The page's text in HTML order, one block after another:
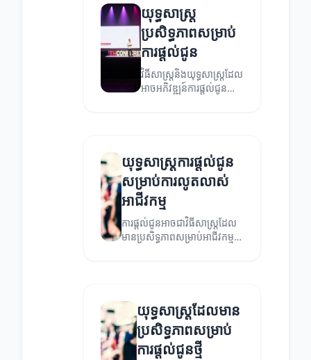
យុទ្ធសាស្ត្រ
ប្រសិទ្ធភាពសម្រាប់
ការផ្តល់ជូន
វិធីសាស្រ្តនិងយុទ្ធសាស្ត្រដែល
អាចអភិវឌ្ឍន៍ការផ្តល់ជូន
យុទ្ធសាស្ត្រការផ្តល់ជូន
សម្រាប់ការលូតលាស់
អាជីវកម្ម
ការផ្តល់ជូនអាចជាវិធីសាស្ត្រដែល
មានប្រសិទ្ធភាពសម្រាប់អាជីវកម្ម
យុទ្ធសាស្ត្រដែលមាន
ប្រសិទ្ធភាពសម្រាប់
ការផ្តល់ជូនថ្មី